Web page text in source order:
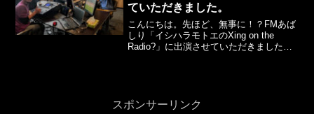
ていただきました。
こんにちは。先ほど、無事に！？FMあば
しり「イシハラモトエのXing on the
Radio?」に出演させていただきました。
スポンサーリンク